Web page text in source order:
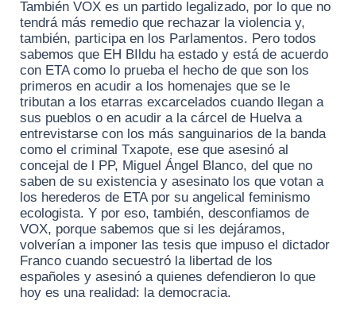
También VOX es un partido legalizado, por lo que no
tendrá más remedio que rechazar la violencia y,
también, participa en los Parlamentos. Pero todos
sabemos que EH BIldu ha estado y está de acuerdo
con ETA como lo prueba el hecho de que son los
primeros en acudir a los homenajes que se le
tributan a los etarras excarcelados cuando llegan a
sus pueblos o en acudir a la cárcel de Huelva a
entrevistarse con los más sanguinarios de la banda
como el criminal Txapote, ese que asesinó al
concejal de l PP, Miguel Ángel Blanco, del que no
saben de su existencia y asesinato los que votan a
los herederos de ETA por su angelical feminismo
ecologista. Y por eso, también, desconfiamos de
VOX, porque sabemos que si les dejáramos,
volverían a imponer las tesis que impuso el dictador
Franco cuando secuestró la libertad de los
españoles y asesinó a quienes defendieron lo que
hoy es una realidad: la democracia.